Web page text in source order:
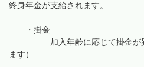
終身年金が支給されます。
・掛金
加入年齢に応じて掛金が異な
ます）